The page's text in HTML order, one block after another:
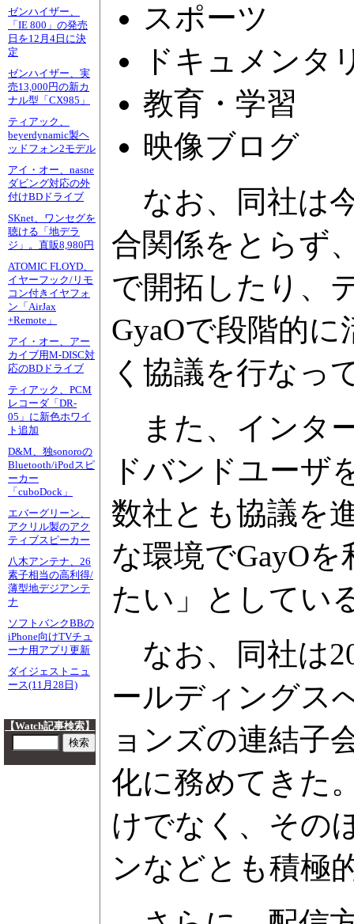
ゼンハイザー、
「IE 800」の発売
日を12月4日に決
定
ゼンハイザー、実
売13,000円の新カ
ナル型「CX985」
ティアック、
beyerdynamic製ヘ
ッドフォン2モデル
アイ・オー、nasne
ダビング対応の外
付けBDドライブ
SKnet、ワンセグを
聴ける「地デラ
ジ」。直販8,980円
ATOMIC FLOYD、
イヤーフック/リモ
コン付きイヤフォ
ン「AirJax
+Remote」
アイ・オー、アー
カイブ用M-DISC対
応のBDドライブ
ティアック、PCM
レコーダ「DR-
05」に新色ホワイ
ト追加
D&M、独sonoroの
Bluetooth/iPodスピ
ーカー
「cuboDock」
エバーグリーン、
アクリル製のアク
ティブスピーカー
八木アンテナ、26
素子相当の高利得/
薄型地デジアンテ
ナ
ソフトバンクBBの
iPhone向けTVチュ
ーナ用アプリ更新
ダイジェストニュ
ース(11月28日)
【Watch記事検索】
スポーツ
ドキュメンタ
教育・学習
映像ブログ
なお、同社は
合関係をとらず
で開拓したり、
GyaOで段階的
く協議を行なっ
また、インタ
ドバンドユーザ
数社とも協議を
な環境でGayO
たい」としてい
なお、同社は
ールディングス
ョンズの連結子
化に務めてきた
けでなく、その
ンなどとも積極